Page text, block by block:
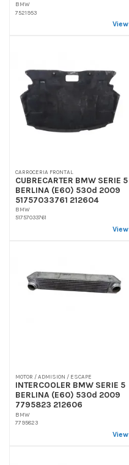
BMW
7521953
View
CARROCERIA FRONTAL
CUBRECARTER BMW SERIE 5
BERLINA (E60) 530d 2009
51757033761 212604
BMW
51757033761
View
MOTOR / ADMISION / ESCAPE
INTERCOOLER BMW SERIE 5
BERLINA (E60) 530d 2009
7795823 212606
BMW
7795823
View